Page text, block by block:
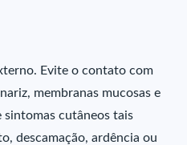
Evite o contato com
membranas mucosas e
sintomas cutâneos tais
descamação, ardência ou